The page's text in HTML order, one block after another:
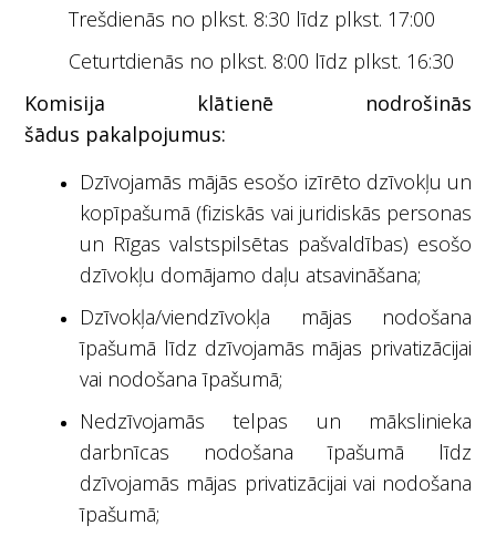
Trešdienās no plkst. 8:30 līdz plkst. 17:00
Ceturtdienās no plkst. 8:00 līdz plkst. 16:30
Komisija klātienē nodrošinās
šādus pakalpojumus:
Dzīvojamās mājās esošo izīrēto dzīvokļu un
kopīpašumā (fiziskās vai juridiskās personas
un Rīgas valstspilsētas pašvaldības) esošo
dzīvokļu domājamo daļu atsavināšana;
Dzīvokļa/viendzīvokļa mājas nodošana
īpašumā līdz dzīvojamās mājas privatizācijai
vai nodošana īpašumā;
Nedzīvojamās telpas un mākslinieka
darbnīcas nodošana īpašumā līdz
dzīvojamās mājas privatizācijai vai nodošana
īpašumā;